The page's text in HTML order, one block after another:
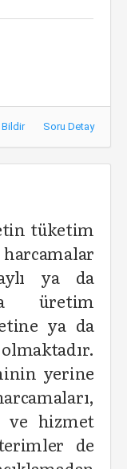
Soru Detay
tüketim
ya da
üretim
ya da
yerine
ve hizmet
de